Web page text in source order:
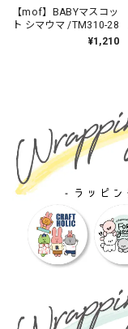
【mof】BABYマスコッ
ト シマウマ /TM310-28
¥1,210